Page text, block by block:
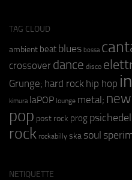
TAG CLOUD
ambient beat blues bossa
crossover dance disco
Grunge; hard rock hip hop
kimura laPOP lounge metal;
pop post rock prog
rock rockabilly ska soul
NETIQUETTE